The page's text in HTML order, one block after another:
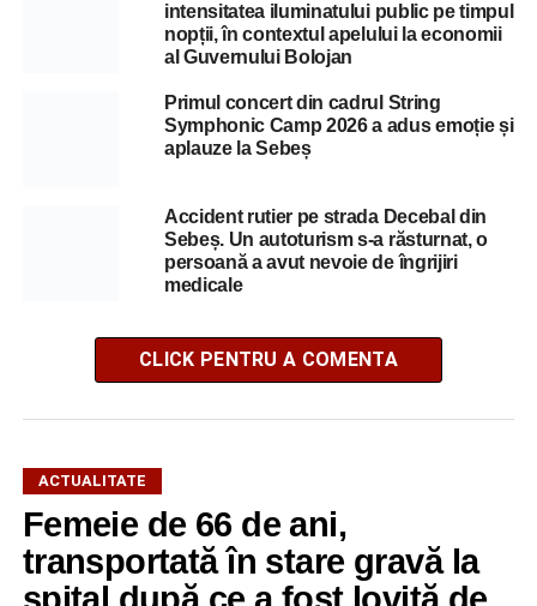
intensitatea iluminatului public pe timpul
nopții, în contextul apelului la economii
al Guvernului Bolojan
Primul concert din cadrul String
Symphonic Camp 2026 a adus emoție și
aplauze la Sebeș
Accident rutier pe strada Decebal din
Sebeș. Un autoturism s-a răsturnat, o
persoană a avut nevoie de îngrijiri
medicale
CLICK PENTRU A COMENTA
ACTUALITATE
Femeie de 66 de ani,
transportată în stare gravă la